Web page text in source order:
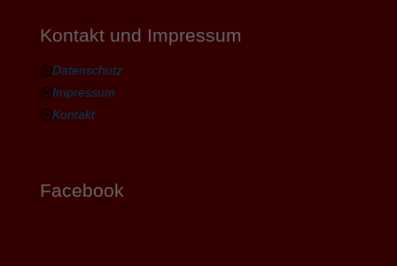
Kontakt und Impressum
Datenschutz
Impressum
Kontakt
Facebook